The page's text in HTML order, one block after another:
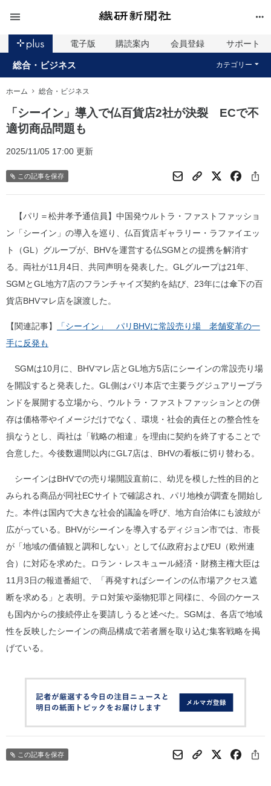
電子版 購読案内 会員登録 サポート
総合・ビジネス カテゴリー
ホーム 総合・ビジネス
「シーイン」導入で仏百貨店2社が決裂 ECで不
適切商品問題も
2025/11/05 17:00 更新
この記事を保存
【パリ＝松井孝予通信員】中国発ウルトラ・ファストファッショ
ン「シーイン」の導入を巡り、仏百貨店ギャラリー・ラファイエッ
ト（GL）グループが、BHVを運営する仏SGMとの提携を解消す
る。両社が11月4日、共同声明を発表した。GLグループは21年、
SGMとGL地方7店のフランチャイズ契約を結び、23年には傘下の百
貨店BHVマレ店を譲渡した。
【関連記事】
「シーイン」 パリBHVに常設売り場 老舗変革の一
手に反発も
SGMは10月に、BHVマレ店とGL地方5店にシーインの常設売り場
を開設すると発表した。GL側はパリ本店で主要ラグジュアリーブラ
ンドを展開する立場から、ウルトラ・ファストファッションとの併
存は価格帯やイメージだけでなく、環境・社会的責任との整合性を
損なうとし、両社は「戦略の相違」を理由に契約を終了することで
合意した。今後数週間以内にGL7店は、BHVの看板に切り替わる。
シーインはBHVでの売り場開設直前に、幼児を模した性的目的と
みられる商品が同社ECサイトで確認され、パリ地検が調査を開始し
た。本件は国内で大きな社会的議論を呼び、地方自治体にも波紋が
広がっている。BHVがシーインを導入するディジョン市では、市長
が「地域の価値観と調和しない」として仏政府およびEU（欧州連
合）に対応を求めた。ロラン・レスキュール経済・財務主権大臣は
11月3日の報道番組で、「再発すればシーインの仏市場アクセス遮
断を求める」と表明。テロ対策や薬物犯罪と同様に、今回のケース
も国内からの接続停止を要請しうると述べた。SGMは、各店で地域
性を反映したシーインの商品構成で若者層を取り込む集客戦略を掲
げている。
この記事を保存